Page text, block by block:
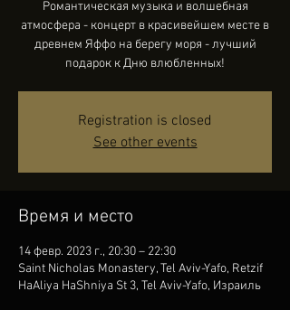
Романтическая музыка и волшебная
атмосфера - концерт в красивейшем месте в
древнем Яффо на берегу моря - лучший
подарок к Дню влюбленных!
Registration is closed
See other events
Время и место
14 февр. 2023 г., 20:30 – 22:30
Saint Nicholas Monastery, Tel Aviv-Yafo, Retzif
HaAliya HaShniya St 3, Tel Aviv-Yafo, Израиль